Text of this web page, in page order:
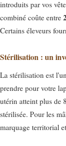
introduits par vos
combiné coûte entre
Certains éleveurs
Stérilisation : un
La stérilisation est
prendre pour votre
utérin atteint plus de
stérilisée. Pour les
marquage territorial